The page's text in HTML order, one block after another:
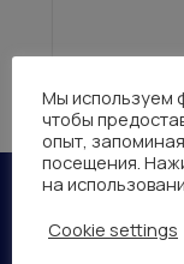
Мы используем
чтобы
опыт,
посещения.
на
Cookie settings